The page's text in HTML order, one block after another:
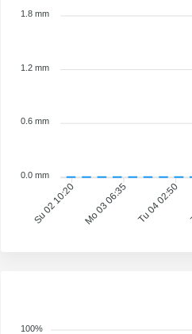
Su 02 10:20 Mo 03 06:35 Tu 04 02:50
1.8 mm
1.2 mm
0.6 mm
0.0 mm
100%